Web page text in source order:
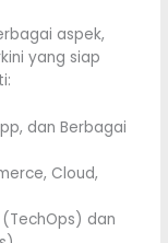
aspek,
yang siap
dan Berbagai
Cloud,
dan